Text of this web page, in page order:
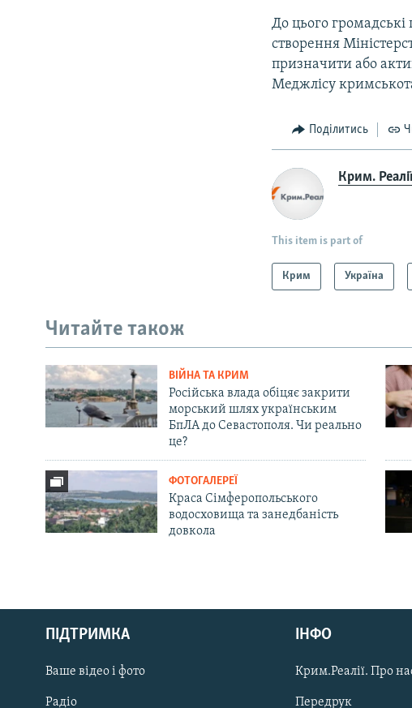
Русский
Qırımtatar
ДОЛУЧАЙСЯ!
До цього громадські
створення
призначити або
Меджлісу
Поділитись
Крим.
This item is part of
Крим Україна
Читайте також
ВІЙНА ТА КРИМ
Російська влада обіцяє закрити
морський шлях українським
БпЛА до Севастополя. Чи реально
це?
ФОТОГАЛЕРЕЇ
Краса Сімферопольського
водосховища та занедбаність
довкола
ПІДТРИМКА
Ваше відео і фото
Радіо
ІНФО
Крим.Реалії. Про
Передрук